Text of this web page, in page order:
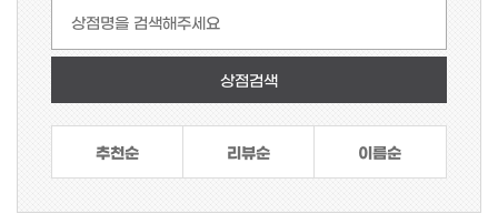
상점명을 검색해주세요
추천순 리뷰순 이름순